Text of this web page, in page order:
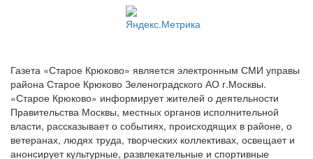
Газета «Старое Крюково» является электронным СМИ управы
района Старое Крюково Зеленоградского АО г.Москвы.
«Старое Крюково» информирует жителей о деятельности
Правительства Москвы, местных органов исполнительной
власти, рассказывает о событиях, происходящих в районе, о
ветеранах, людях труда, творческих коллективах, освещает и
анонсирует культурные, развлекательные и спортивные